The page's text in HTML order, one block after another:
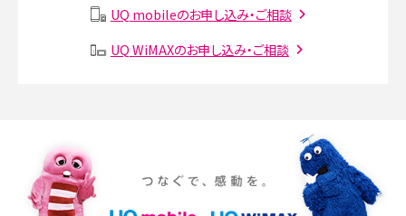
SMSとは？料金やできること、注意点や届かない時の対処法を解説
iPhone 16eとiPhone SE（第3世代）の違いは？サイズやスペックを比較して解説
iPhone 16eとiPhone 14を徹底比較！スペック・機能の違いをわかりやすく紹介
UQ mobileのお申し込み・ご相談
UQ WiMAXのお申し込み・ご相談